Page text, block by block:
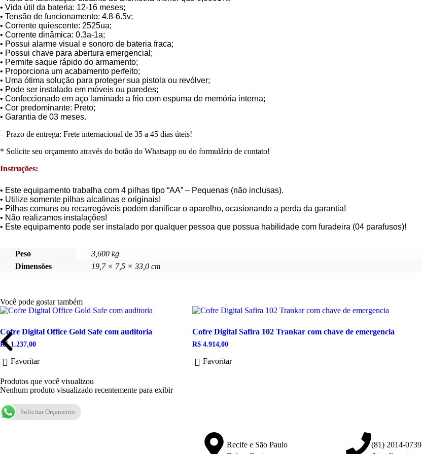
• Vida útil da bateria: 12-16 meses;
• Tensão de funcionamento: 4.8-6.5v;
• Corrente quiescente: 2525ua;
• Corrente dinâmica: 0.3a-1a;
• Possui alarme visual e sonoro de bateria fraca;
• Possui chave para abertura emergencial;
• Permite saque rápido do armamento;
• Proporciona um acabamento perfeito;
• Uma ótima solução para proteger sua pistola ou revólver;
• Pode ser instalado em móveis ou paredes;
• Confeccionado em aço laminado a frio com espuma de memória interna;
• Cor predominante: Preto;
• Garantia de 03 meses.
– Prazo de entrega: Frete internacional de 35 a 45 dias úteis!
* Solicite seu orçamento através do botão do Whatsapp ou do formulário de contato!
Instruções:
• Este equipamento trabalha com 4 pilhas tipo “AA” – Pequenas (não inclusas).
• Utilize somente pilhas alcalinas e originais!
• Pilhas comuns ou recarregáveis podem danificar o aparelho, ocasionando a perda da garantia!
• Não realizamos instalações!
• Este equipamento pode ser instalado por qualquer pessoa que possua habilidade com furadeira (04 parafusos)!
Peso
3,600 kg
Dimensões
19,7 × 7,5 × 33,0 cm
Você pode gostar também
Cofre Digital Office Gold Safe com auditoria
R$1.237,00
Favoritar
Cofre Digital Safira 102 Trankar com chave de emergencia
R$ 4.914,00
Favoritar
Produtos que você visualizou
Nenhum produto visualizado recentemente para exibir
Solicitar Orçamento
Recife e São Paulo
(81) 2014-0739